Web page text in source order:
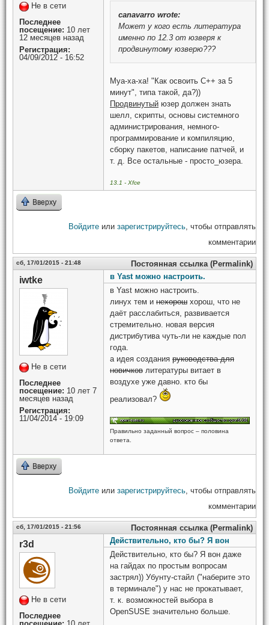
Не в сети
Последнее
посещение: 10 лет
12 месяцев назад
Регистрация:
04/09/2012 - 16:52
canavarro wrote:
Может у кого есть литература
именно по 12.3 от юзверя к
продвинутому юзверю???
Муа-ха-ха! "Как освоить C++ за 5
минут", типа такой, да?))
Продвинутый юзер должен знать
шелл, скрипты, основы системного
администрирования, немного-
программирование и компиляцию,
сборку пакетов, написание патчей, и
т. д. Все остальные - просто_юзера.
13.1 - Xfce
Вверху
Войдите или зарегистрируйтесь, чтобы отправлять
комментарии
сб, 17/01/2015 - 21:48 Постоянная ссылка (Permalink)
iwtke
Не в сети
Последнее
посещение: 10 лет 7
месяцев назад
Регистрация:
11/04/2014 - 19:09
в Yast можно настроить.
в Yast можно настроить.
линух тем и нехорош хорош, что не
даёт расслабиться, развивается
стремительно. новая версия
дистрибутива чуть-ли не каждые пол
года.
а идея создания руководства для
новичков литературы витает в
воздухе уже давно. кто бы
реализовал?
Правильно заданный вопрос – половина
ответа.
Вверху
Войдите или зарегистрируйтесь , чтобы отправлять
комментарии
сб, 17/01/2015 - 21:56 Постоянная ссылка (Permalink)
r3d
Не в сети
Последнее
Действительно, кто бы? Я вон
Действительно, кто бы? Я вон даже
на гайдах по простым вопросам
застрял)) Убунту-стайл ("наберите это
в терминале") у нас не прокатывает,
т. к. возможностей выбора в
OpenSUSE значительно больше.